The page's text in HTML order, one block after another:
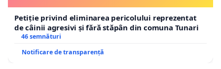
Petiție privind eliminarea pericolului reprezentat
de câinii agresivi și fără stăpân din comuna Tunari
46 semnături
Notificare de transparență